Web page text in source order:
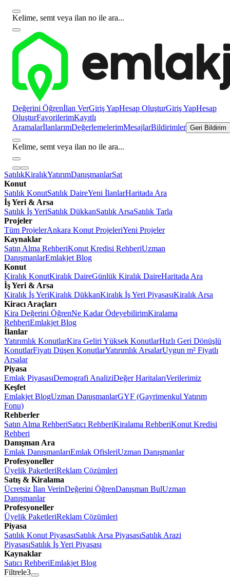
Kelime, semt veya ilan no ile ara...
Değerini Öğrenİlan VerGiriş YapHesap OluşturGiriş YapHesap
OluşturFavorilerimKayıtlı
AramalarİlanlarımDeğerlemelerimMesajlarBildirimler Geri Bildirim
Kelime, semt veya ilan no ile ara...
SatılıkKiralıkYatırımDanışmanlarSat
Konut
Satılık KonutSatılık DaireYeni İlanlarHaritada Ara
İş Yeri & Arsa
Satılık İş YeriSatılık DükkanSatılık ArsaSatılık Tarla
Projeler
Tüm ProjelerAnkara Konut ProjeleriYeni Projeler
Kaynaklar
Satın Alma RehberiKonut Kredisi RehberiUzman
DanışmanlarEmlakjet Blog
Konut
Kiralık KonutKiralık DaireGünlük Kiralık DaireHaritada Ara
İş Yeri & Arsa
Kiralık İş YeriKiralık DükkanKiralık İş Yeri PiyasasıKiralık Arsa
Kiracı Araçları
Kira Değerini ÖğrenNe Kadar ÖdeyebilirimKiralama
RehberiEmlakjet Blog
İlanlar
Yatırımlık KonutlarKira Geliri Yüksek KonutlarHızlı Geri Dönüşlü
KonutlarFiyatı Düşen KonutlarYatırımlık ArsalarUygun m² Fiyatlı
Arsalar
Piyasa
Emlak PiyasasıDemografi AnaliziDeğer HaritalarıVerilerimiz
Keşfet
Emlakjet BlogUzman DanışmanlarGYF (Gayrimenkul Yatırım
Fonu)
Rehberler
Satın Alma RehberiSatıcı RehberiKiralama RehberiKonut Kredisi
Rehberi
Danışman Ara
Emlak DanışmanlarıEmlak OfisleriUzman Danışmanlar
Profesyoneller
Üyelik PaketleriReklam Çözümleri
Satış & Kiralama
Ücretsiz İlan VerinDeğerini ÖğrenDanışman BulUzman
Danışmanlar
Profesyoneller
Üyelik PaketleriReklam Çözümleri
Piyasa
Satılık Konut PiyasasıSatılık Arsa PiyasasıSatılık Arazi
PiyasasıSatılık İş Yeri Piyasası
Kaynaklar
Satıcı RehberiEmlakjet Blog
Filtrele3